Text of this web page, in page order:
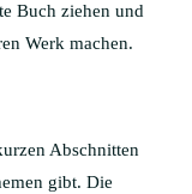
Buch ziehen und
Werk machen.
Abschnitten
gibt. Die